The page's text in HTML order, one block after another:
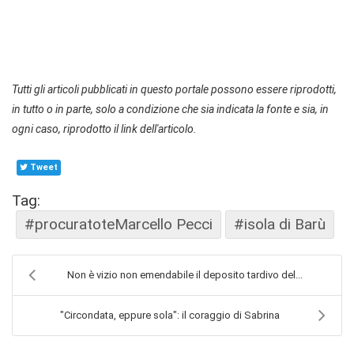
Tutti gli articoli pubblicati in questo portale possono essere riprodotti,
in tutto o in parte, solo a condizione che sia indicata la fonte e sia, in
ogni caso, riprodotto il link dell'articolo.
Tweet
Tag:
#procuratoteMarcello Pecci
#isola di Barù
Non è vizio non emendabile il deposito tardivo del...
"Circondata, eppure sola": il coraggio di Sabrina